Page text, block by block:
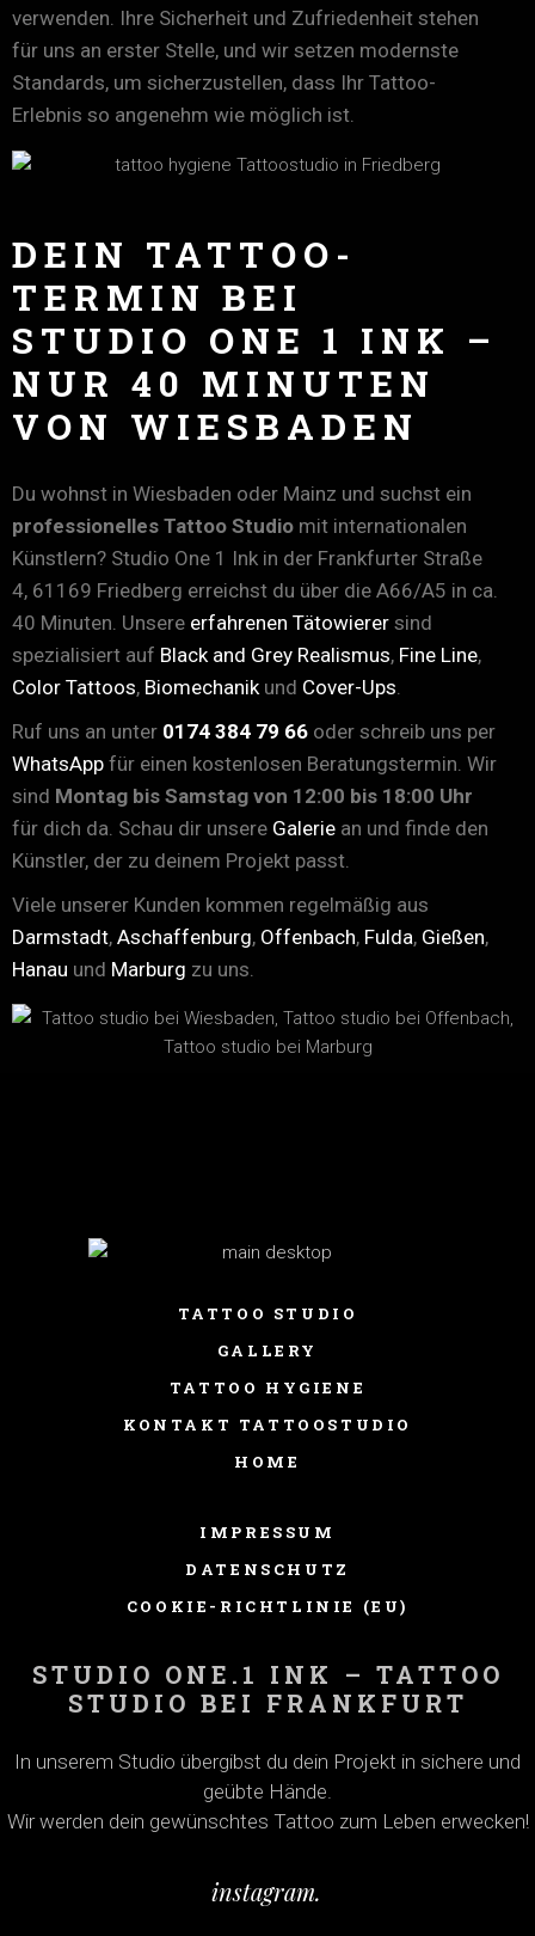
verwenden. Ihre Sicherheit und Zufriedenheit stehen
für uns an erster Stelle, und wir setzen modernste
Standards, um sicherzustellen, dass Ihr Tattoo-
Erlebnis so angenehm wie möglich ist.
DEIN TATTOO-
TERMIN BEI
STUDIO ONE 1 INK –
NUR 40 MINUTEN
VON WIESBADEN
Du wohnst in Wiesbaden oder Mainz und suchst ein
professionelles Tattoo Studio mit internationalen
Künstlern? Studio One 1 Ink in der Frankfurter Straße
4, 61169 Friedberg erreichst du über die A66/A5 in ca.
40 Minuten. Unsere erfahrenen Tätowierer sind
spezialisiert auf Black and Grey Realismus, Fine Line,
Color Tattoos, Biomechanikund Cover-Ups.
Ruf uns an unter 0174 384 79 66 oder schreib uns per
WhatsApp für einen kostenlosen Beratungstermin. Wir
sind Montag bis Samstag von 12:00 bis 18:00 Uhr
für dich da. Schau dir unsere Galerie an und finde den
Künstler, der zu deinem Projekt passt.
Viele unserer Kunden kommen regelmäßig aus
Darmstadt, Aschaffenburg, Offenbach, Fulda, Gießen,
Hanau und Marburg zu uns.
TATTOO STUDIO
GALLERY
TATTOO HYGIENE
KONTAKT TATTOOSTUDIO
HOME
IMPRESSUM
DATENSCHUTZ
COOKIE-RICHTLINIE (EU)
STUDIO ONE.1 INK – TATTOO
STUDIO BEI FRANKFURT
In unserem Studio übergibst du dein Projekt in sichere und
geübte Hände.
Wir werden dein gewünschtes Tattoo zum Leben erwecken!
instagram.